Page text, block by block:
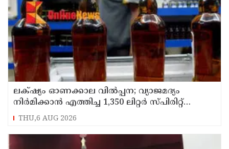
ലക്‌ഷ്യം ഓണക്കാല വിൽപ്പന; വ്യാജമദ്യം
നിർമിക്കാൻ എത്തിച്ച 1,350 ലിറ്റർ സ്പിരിറ്റ്
പിടികൂടി; രണ്ട് പേർ അറസ്റ്റിൽ
THU,6 AUG 2026